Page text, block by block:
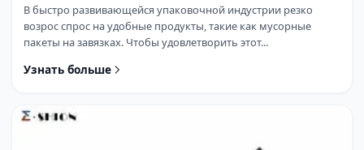
В быстро развивающейся упаковочной индустрии резко
возрос спрос на удобные продукты, такие как мусорные
пакеты на завязках. Чтобы удовлетворить этот...
Узнать больше